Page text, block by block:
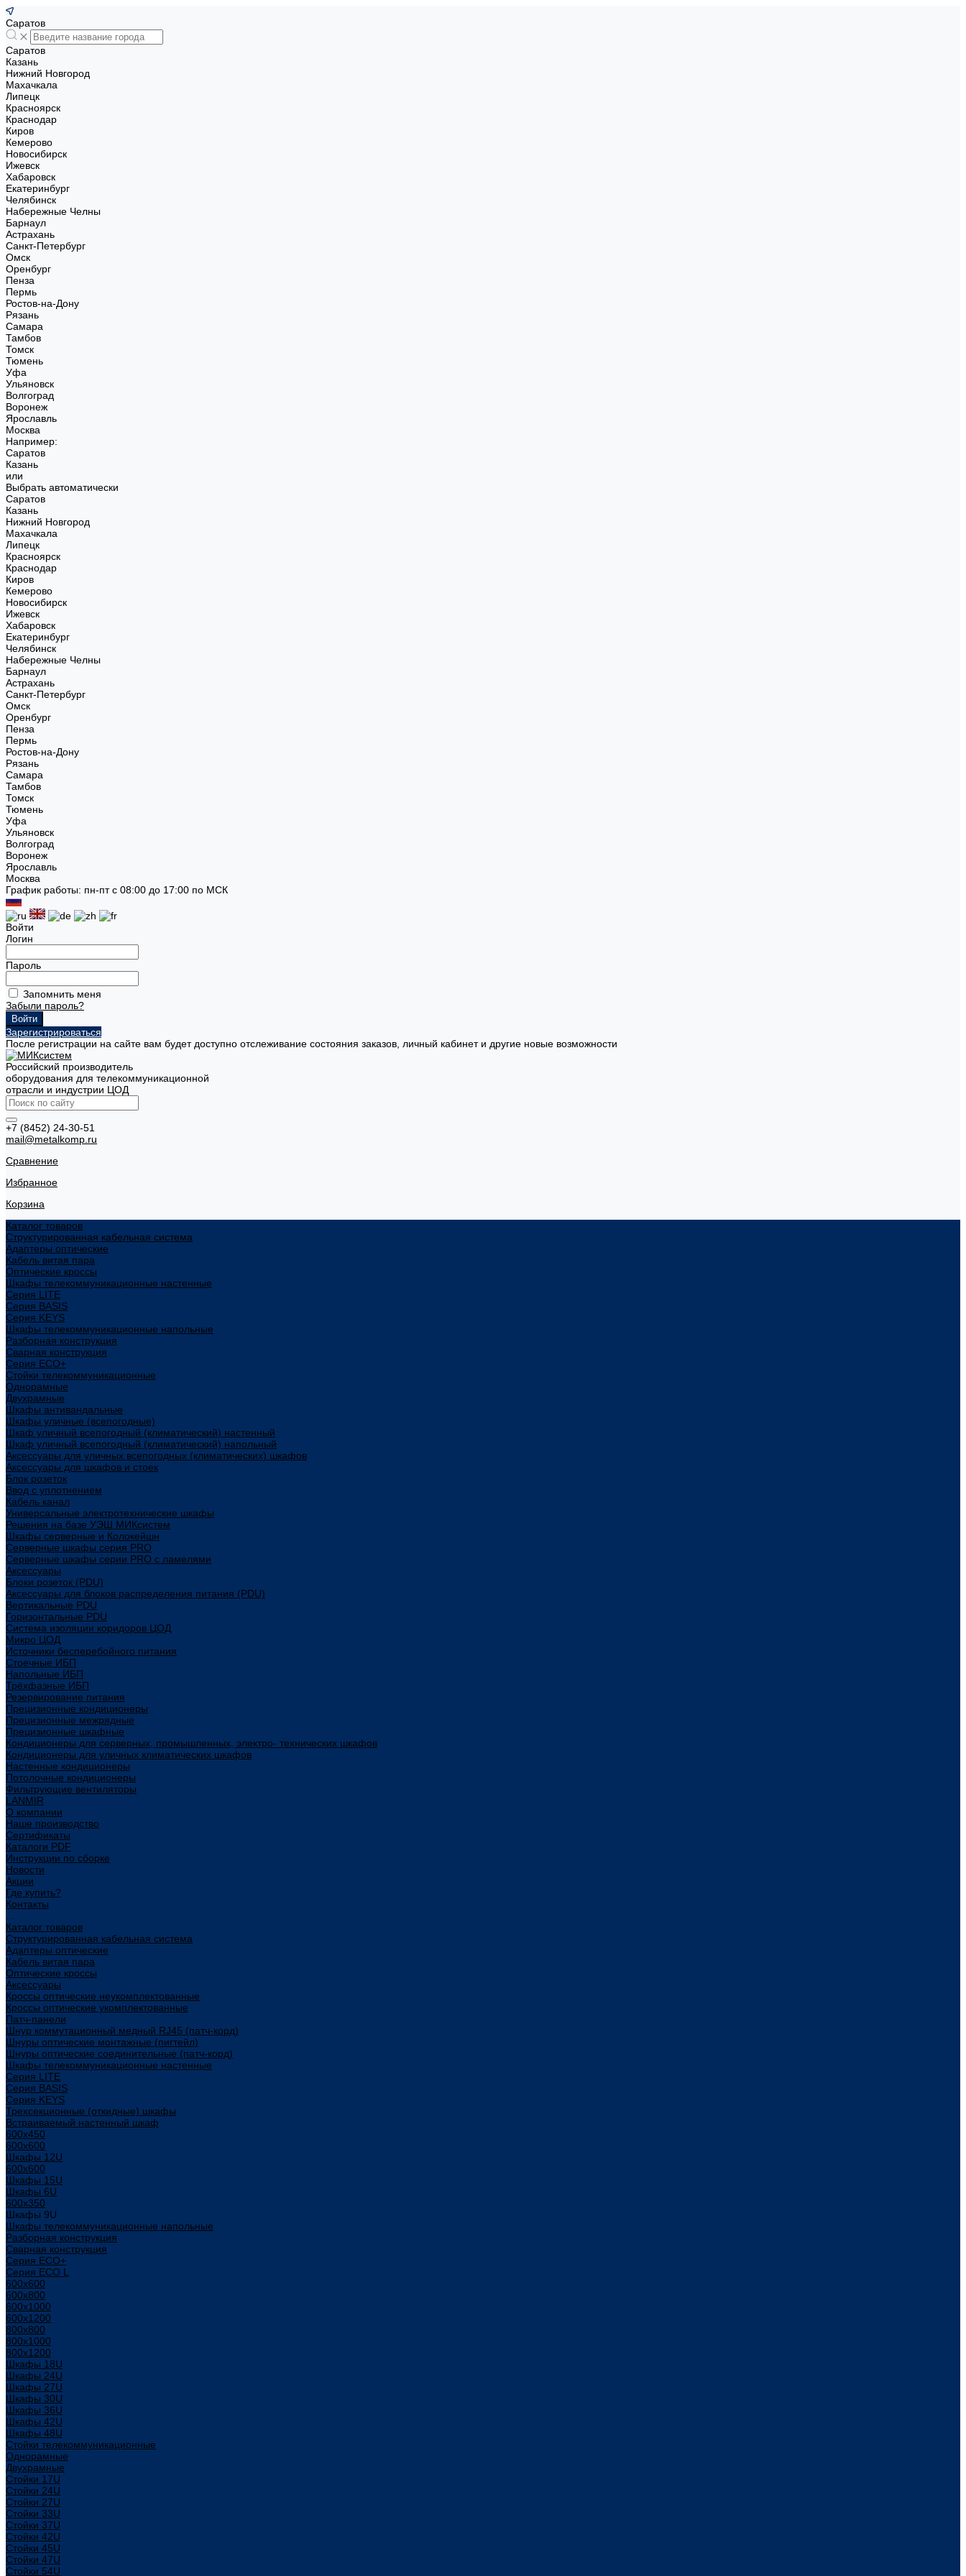
Саратов
Саратов
Казань
Нижний Новгород
Махачкала
Липецк
Красноярск
Краснодар
Киров
Кемерово
Новосибирск
Ижевск
Хабаровск
Екатеринбург
Челябинск
Набережные Челны
Барнаул
Астрахань
Санкт-Петербург
Омск
Оренбург
Пенза
Пермь
Ростов-на-Дону
Рязань
Самара
Тамбов
Томск
Тюмень
Уфа
Ульяновск
Волгоград
Воронеж
Ярославль
Москва
Например:
Саратов
Казань
или
Выбрать автоматически
Саратов
Казань
Нижний Новгород
Махачкала
Липецк
Красноярск
Краснодар
Киров
Кемерово
Новосибирск
Ижевск
Хабаровск
Екатеринбург
Челябинск
Набережные Челны
Барнаул
Астрахань
Санкт-Петербург
Омск
Оренбург
Пенза
Пермь
Ростов-на-Дону
Рязань
Самара
Тамбов
Томск
Тюмень
Уфа
Ульяновск
Волгоград
Воронеж
Ярославль
Москва
График работы: пн-пт с 08:00 до 17:00 по МСК
Войти
Логин
Пароль
Запомнить меня
Забыли пароль?
Зарегистрироваться
После регистрации на сайте вам будет доступно отслеживание состояния заказов, личный кабинет и другие новые возможности
Российский производитель
оборудования для телекоммуникационной
отрасли и индустрии ЦОД
+7 (8452) 24-30-51
mail@metalkomp.ru
Сравнение
Избранное
Корзина
Каталог товаров
Структурированная кабельная система
Адаптеры оптические
Кабель витая пара
Оптические кроссы
Шкафы телекоммуникационные настенные
Cерия LITE
Cерия BASIS
Cерия KEYS
Шкафы телекоммуникационные напольные
Разборная конструкция
Сварная конструкция
Серия ECO+
Стойки телекоммуникационные
Однорамные
Двухрамные
Шкафы антивандальные
Шкафы уличные (всепогодные)
Шкаф уличный всепогодный (климатический) настенный
Шкаф уличный всепогодный (климатический) напольный
Аксессуары для уличных всепогодных (климатических) шкафов
Аксессуары для шкафов и стоек
Блок розеток
Ввод с уплотнением
Кабель канал
Универсальные электротехнические шкафы
Решения на базе УЭШ МИКсистем
Шкафы серверные и Колокейшн
Серверные шкафы серия PRO
Серверные шкафы серии PRO с ламелями
Аксессуары
Блоки розеток (PDU)
Аксессуары для блоков распределения питания (PDU)
Вертикальные PDU
Горизонтальные PDU
Система изоляции коридоров ЦОД
Микро ЦОД
Источники бесперебойного питания
Стоечные ИБП
Напольные ИБП
Трёхфазные ИБП
Резервирование питания
Прецизионные кондиционеры
Прецизионные межрядные
Прецизионные шкафные
Кондиционеры для серверных, промышленных, электро- технических шкафов
Кондиционеры для уличных климатических шкафов
Настенные кондиционеры
Потолочные кондиционеры
Фильтрующие вентиляторы
LANMIR
О компании
Наше производство
Сертификаты
Каталоги PDF
Инструкции по сборке
Новости
Акции
Где купить?
Контакты
Каталог товаров
Структурированная кабельная система
Адаптеры оптические
Кабель витая пара
Оптические кроссы
Аксессуары
Кроссы оптические неукомплектованные
Кроссы оптические укомплектованные
Патч-панели
Шнур коммутационный медный RJ45 (патч-корд)
Шнуры оптические монтажные (пигтейл)
Шнуры оптические соединительные (патч-корд)
Шкафы телекоммуникационные настенные
Cерия LITE
Cерия BASIS
Cерия KEYS
Трехсекционные (откидные) шкафы
Встраиваемый настенный шкаф
600x450
600x600
Шкафы 12U
600x600
Шкафы 15U
Шкафы 6U
600x350
Шкафы 9U
Шкафы телекоммуникационные напольные
Разборная конструкция
Сварная конструкция
Серия ECO+
Серия ECO L
600x600
600x800
600х1000
600х1200
800x800
800х1000
800х1200
Шкафы 18U
Шкафы 24U
Шкафы 27U
Шкафы 30U
Шкафы 36U
Шкафы 42U
Шкафы 48U
Стойки телекоммуникационные
Однорамные
Двухрамные
Стойки 17U
Стойки 24U
Стойки 27U
Стойки 33U
Стойки 37U
Стойки 42U
Стойки 45U
Стойки 47U
Стойки 54U